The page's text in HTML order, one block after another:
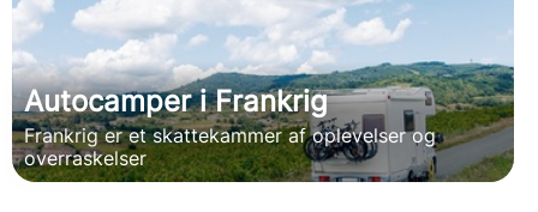
Autocamper i Frankrig
Frankrig er et skattekammer af oplevelser og
overraskelser